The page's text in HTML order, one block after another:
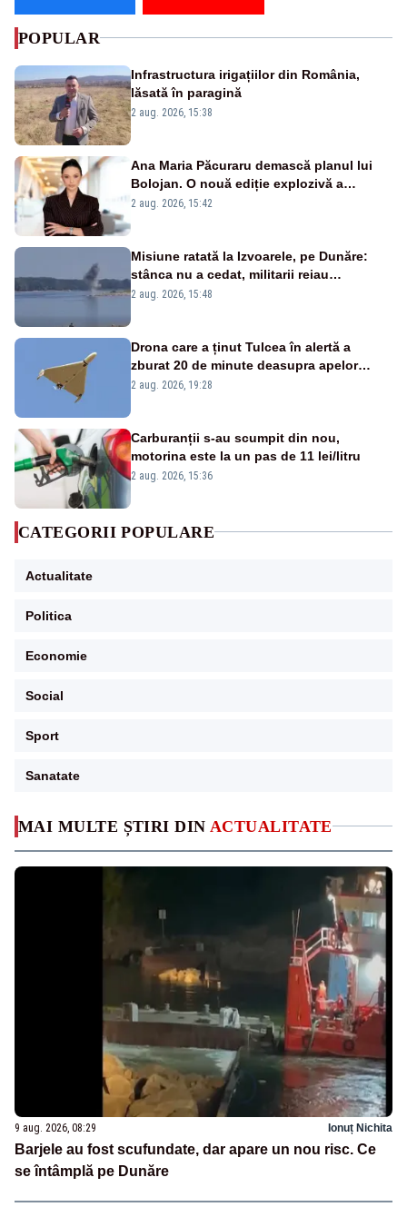
MAI MULTE ȘTIRI DIN ACTUALITATE
9 aug. 2026, 08:29 Ionuț Nichita
Barjele au fost scufundate, dar apare un nou risc. Ce
se întâmplă pe Dunăre
POPULAR
Infrastructura irigațiilor din România,
lăsată în paragină
2 aug. 2026, 15:38
Ana Maria Păcuraru demască planul lui
Bolojan. O nouă ediție explozivă a
emisiunii „Miza Zilei” la Realitatea PLUS
2 aug. 2026, 15:42
Misiune ratată la Izvoarele, pe Dunăre:
stânca nu a cedat, militarii reiau
detonările luni – VIDEO
2 aug. 2026, 15:48
Drona care a ținut Tulcea în alertă a
zburat 20 de minute deasupra apelor
României. Au fost ridicate două F-16
2 aug. 2026, 19:28
Carburanții s-au scumpit din nou,
motorina este la un pas de 11 lei/litru
2 aug. 2026, 15:36
CATEGORII POPULARE
Actualitate
Politica
Economie
Social
Sport
Sanatate